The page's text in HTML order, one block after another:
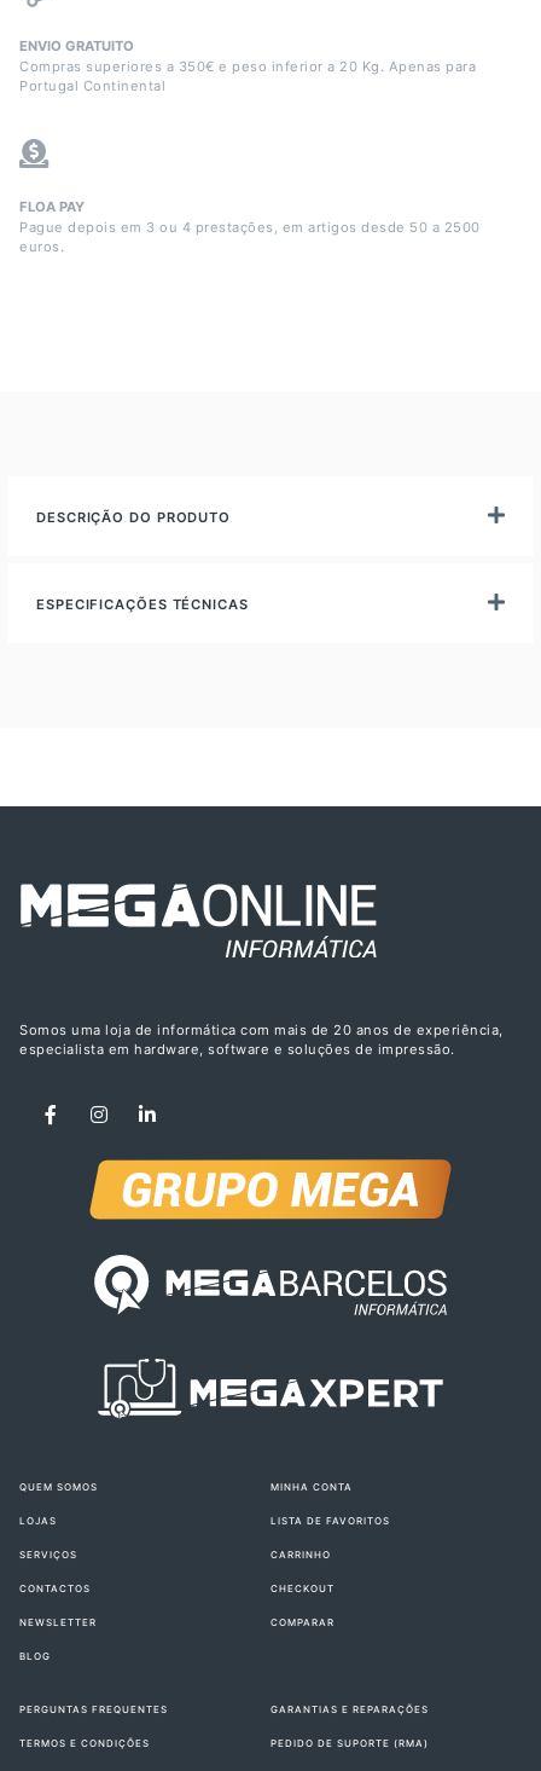
ENVIO GRATUITO
Compras superiores a 350€ e peso inferior a 20 Kg. Apenas para
Portugal Continental
FLOA PAY
Pague depois em 3 ou 4 prestações, em artigos desde 50 a 2500
euros.
DESCRIÇÃO DO PRODUTO
ESPECIFICAÇÕES TÉCNICAS
Somos uma loja de informática com mais de 20 anos de experiência,
especialista em hardware, software e soluções de impressão.
QUEM SOMOS
LOJAS
SERVIÇOS
CONTACTOS
NEWSLETTER
BLOG
MINHA CONTA
LISTA DE FAVORITOS
CARRINHO
CHECKOUT
COMPARAR
PERGUNTAS FREQUENTES
TERMOS E CONDIÇÕES
GARANTIAS E REPARAÇÕES
PEDIDO DE SUPORTE (RMA)